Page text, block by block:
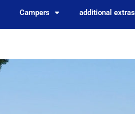
Campers additional extras